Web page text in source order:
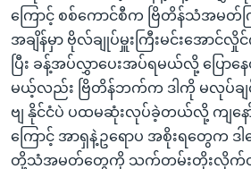
ကြောင့် စစ်ကောင်စီက ဗြိတိန်သံအမ
အချိန်မှာ ဗိုလ်ချုပ်မှူးကြီးမင်းအော
ပြီး ခန့်အပ်လွှာပေးအပ်ရမယ်လို့ ပြောန
မယ့်လည်း ဗြိတိန်ဘက်က ဒါကို မလုပ်ချင်
ဗျ နိုင်ငံပဲ ပထမဆုံးလုပ်ခဲ့တယ်လို့ ကျနေ
ကြောင့် အာရှနဲ့ဥရောပ အစိုးရတွေက ဒ
တို့သံအမတ်တွေကို သက်တမ်းတိုးလိုက်တ